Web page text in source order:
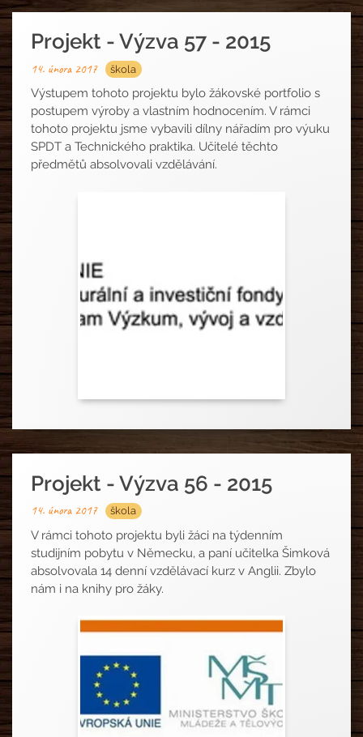
Projekt - Výzva 57 - 2015
14. února 2017 škola
Výstupem tohoto projektu bylo žákovské portfolio s
postupem výroby a vlastním hodnocením. V rámci
tohoto projektu jsme vybavili dílny nářadím pro výuku
SPDT a Technického praktika. Učitelé těchto
předmětů absolvovali vzdělávání.
Projekt - Výzva 56 - 2015
14. února 2017 škola
V rámci tohoto projektu byli žáci na týdenním
studijním pobytu v Německu, a paní učitelka Šimková
absolvovala 14 denní vzdělávací kurz v Anglii. Zbylo
nám i na knihy pro žáky.